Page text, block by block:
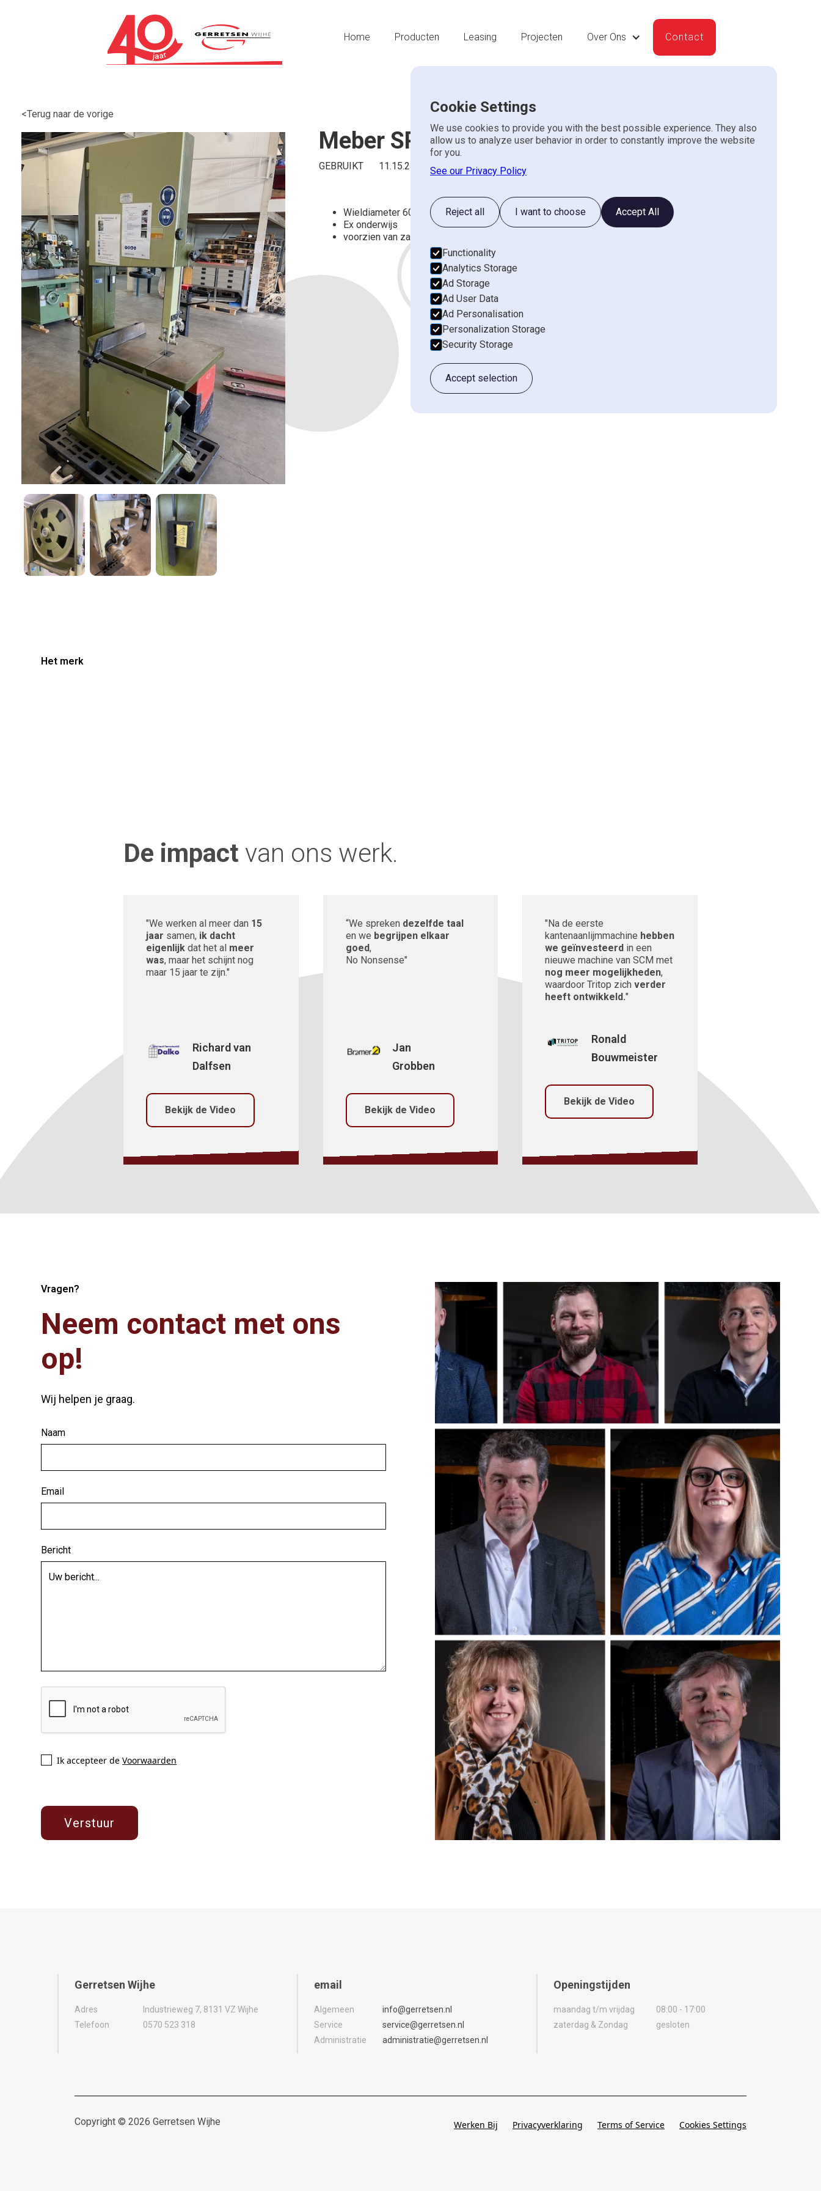
Home Producten Leasing Projecten Over Ons Contact
Cookie Settings
We use cookies to provide you with the best possible experience. They also
allow us to analyze user behavior in order to constantly improve the website
for you.
See our Privacy Policy
Reject all I want to choose Accept All
Functionality
Analytics Storage
Ad Storage
Ad User Data
Ad Personalisation
Personalization Storage
Security Storage
Accept selection
<Terug naar de vorige
Meber SR 600 lintzaag
GEBRUIKT 11.15.237
Wieldiameter 600 mm.
Ex onderwijs
voorzien van zaaglintgeleider
Offerte aanvragen
We zullen je beantwoorden binnen een werkdag.
Achternaam*
Telefoonnummer*
Plaats
Vertel ons meer over je situatie.
Het merk
De impact van ons werk.
"We werken al meer dan 15
jaar samen, ik dacht
eigenlijk dat het al meer
was, maar het schijnt nog
maar 15 jaar te zijn."
Richard van
Dalfsen
Bekijk de Video
“We spreken dezelfde taal
en we begrijpen elkaar
goed,
No Nonsense"
Jan
Grobben
Bekijk de Video
"Na de eerste
kantenaanlijmmachine hebben
we geïnvesteerd in een
nieuwe machine van SCM met
nog meer mogelijkheden,
waardoor Tritop zichverder
heeft ontwikkeld."
Ronald
Bouwmeister
Bekijk de Video
Vragen?
Neem contact met ons
op!
Wij helpen je graag.
Naam
Email
Bericht
Ik accepteer deVoorwaarden
Gerretsen Wijhe
Adres
Telefoon
Industrieweg 7, 8131 VZ Wijhe
0570 523 318
email
Algemeen
Service
Administratie
info@gerretsen.nl
service@gerretsen.nl
administratie@gerretsen.nl
Openingstijden
maandag t/m vrijdag
zaterdag & Zondag
08:00 - 17:00
gesloten
Copyright © 2026 Gerretsen Wijhe Werken Bij Privacyverklaring Terms of Service Cookies Settings